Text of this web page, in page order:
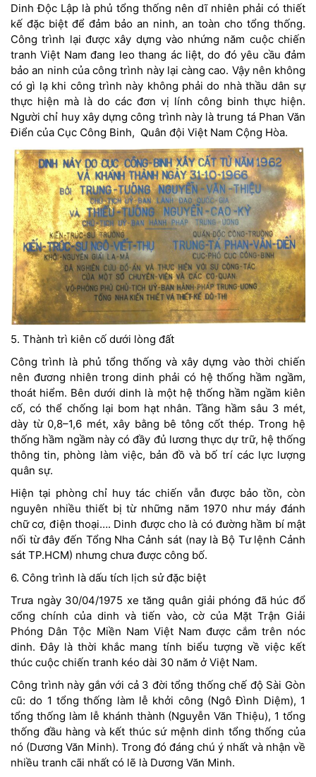
Dinh Độc Lập là phủ tổng thống nên dĩ nhiên phải có thiết
kế đặc biệt để đảm bảo an ninh, an toàn cho tổng thống.
Công trình lại được xây dựng vào nhứng năm cuộc chiến
tranh Việt Nam đang leo thang ác liệt, do đó yêu cầu đảm
bảo an ninh của công trình này lại càng cao. Vậy nên không
có gì lạ khi công trình này không phải do nhà thầu dân sự
thực hiện mà là do các đơn vị lính công binh thực hiện.
Người chỉ huy xây dựng công trình này là trung tá Phan Văn
Điển của Cục Công Binh, Quân đội Việt Nam Cộng Hòa.
5. Thành trì kiên cố dưới lòng đất
Công trình là phủ tổng thống và xây dựng vào thời chiến
nên đương nhiên trong dinh phải có hệ thống hầm ngầm,
thoát hiểm. Bên dưới dinh là một hệ thống hầm ngầm kiên
cố, có thể chống lại bom hạt nhân. Tầng hầm sâu 3 mét,
dày từ 0,8–1,6 mét, xây bằng bê tông cốt thép. Trong hệ
thống hầm ngầm này có đầy đủ lương thực dự trữ, hệ thống
thông tin, phòng làm việc, bản đồ và bố trí các lực lượng
quân sự.
Hiện tại phòng chỉ huy tác chiến vẫn được bảo tồn, còn
nguyên nhiều thiết bị từ những năm 1970 như máy đánh
chữ cơ, điện thoại…. Dinh được cho là có đường hầm bí mật
nối từ đây đến Tổng Nha Cảnh sát (nay là Bộ Tư lệnh Cảnh
sát TP.HCM) nhưng chưa được công bố.
6. Công trình là dấu tích lịch sử đặc biệt
Trưa ngày 30/04/1975 xe tăng quân giải phóng đã húc đổ
cổng chính của dinh và tiến vào, cờ của Mặt Trận Giải
Phóng Dân Tộc Miền Nam Việt Nam được cắm trên nóc
dinh. Đây là thời khắc mang tính biểu tượng về việc kết
thúc cuộc chiến tranh kéo dài 30 năm ở Việt Nam.
Công trình này gắn với cả 3 đời tổng thống chế độ Sài Gòn
cũ: do 1 tổng thống làm lễ khởi công (Ngô Đình Diệm), 1
tổng thống làm lễ khánh thành (Nguyễn Văn Thiệu), 1 tổng
thống đầu hàng và kết thúc sứ mệnh dinh tổng thống của
nó (Dương Văn Minh). Trong đó đáng chú ý nhất và nhận về
nhiều tranh cãi nhất có lẽ là Dương Văn Minh.